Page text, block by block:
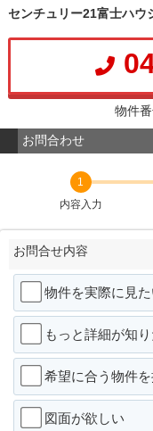
センチュリー21富士ハウ
物件
お問合わせ
1
内容入力
お問合せ内容
物件を実際に見た
もっと詳細が知
希望に合う物件
図面が欲しい